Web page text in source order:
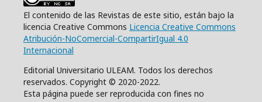
El contenido de las Revistas de este sitio, están bajo la
licencia Creative Commons Licencia Creative Commons
Atribución-NoComercial-CompartirIgual 4.0
Internacional
Editorial Universitario ULEAM. Todos los derechos
reservados. Copyright © 2020-2022.
Esta página puede ser reproducida con fines no